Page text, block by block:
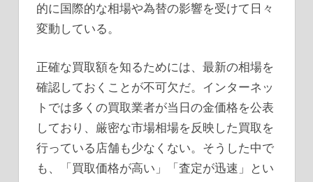
的に国際的な相場や為替の影響を受けて日々
変動している。
正確な買取額を知るためには、最新の相場を
確認しておくことが不可欠だ。インターネッ
トでは多くの買取業者が当日の金価格を公表
しており、厳密な市場相場を反映した買取を
行っている店舗も少なくない。そうした中で
も、「買取価格が高い」「査定が迅速」とい